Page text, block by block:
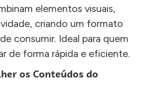
elementos visuais,
criando um formato
consumir. Ideal para quem
de forma rápida e eficiente.
os Conteúdos do